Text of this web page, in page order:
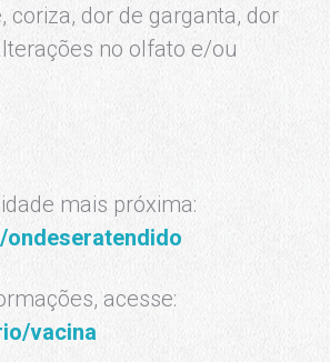
coriza, dor de garganta, dor
no olfato e/ou
mais próxima:
acesse:
vacina